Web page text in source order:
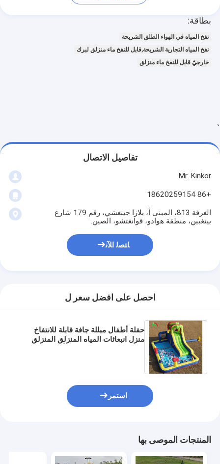
بطاقة:
نفخ المياه في الهواء الطلق الشريحة
نفخ المياه التجارية الشريحة,قابل للنفخ ماء منزلق لبرك
خارجيّ قابل للنفخ ماء منزلق
`
تفاصيل الاتصال
Mr. Kinkor
+86 18620259154
الغرفة 813، المبنى أ، بلازا جينغشي، رقم 179 شارع
يينغبين، منطقة هوادو، قوانغتشو، الصين.
ﺎﺘﺼﻟ ﺍﻶﻧ
احصل على افضل سعر ل
حفلة أطفال مبللة جافة قابلة للانتفاخ
منزل انبعاثات المياه المنزلق المنزلق
استمر
المنتجات الموصى بها